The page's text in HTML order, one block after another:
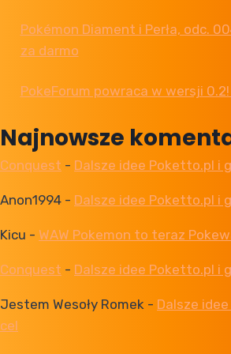
Pokémon Diament i Perła, odc.
za darmo
PokeForum powraca w wersji
Najnowsze
Conquest - Dalsze idee Poketto.pl i
Anon1994 - Dalsze idee Poketto.pl i
Kicu - WAW Pokemon to teraz
Conquest - Dalsze idee Poketto.pl i
Jestem Wesoły Romek - Dalsze
cel